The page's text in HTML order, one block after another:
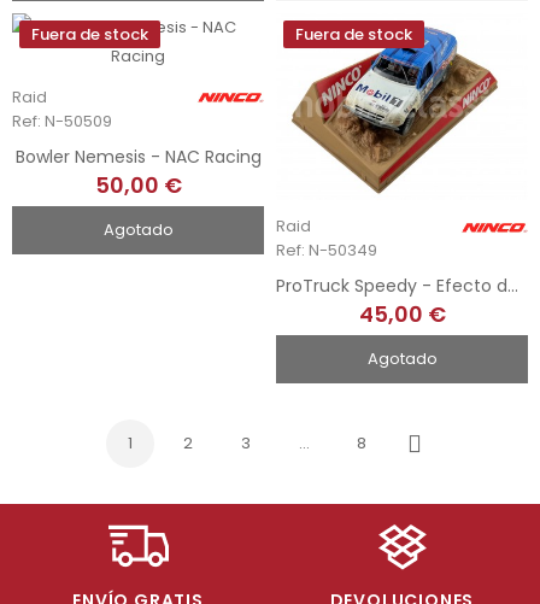
Fuera de stock
Raid
Ref: N-50509
Bowler Nemesis - NAC Racing
50,00 €
Agotado
Fuera de stock
Raid
Ref: N-50349
ProTruck Speedy - Efecto desierto
45,00 €
Agotado
1 2 3 … 8
Siguiente